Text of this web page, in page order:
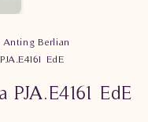
Berlian
EdE
EdE